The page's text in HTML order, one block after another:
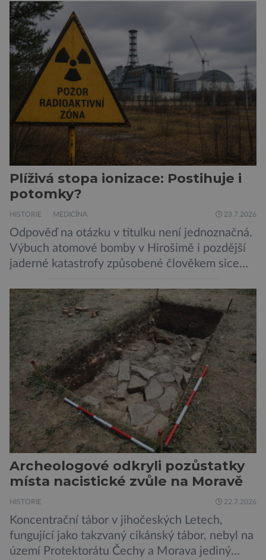
prazvláštní stonožce podobný tvor, který měl
zárodky zbraní typických pro dnešní pavouky.
Pavouci, štíři či klíšťata jsou členovci patřící do
skupiny klepítkatců. Vyznačují se takzvanými
chelicerami, které u nich představují právě […]
Plíživá stopa ionizace: Postihuje i
potomky?
HISTORIE MEDICÍNA 23.7.2026
Odpověď na otázku v titulku není jednoznačná.
Výbuch atomové bomby v Hirošimě i pozdější
jaderné katastrofy způsobené člověkem sice
slabší a dlouhodobé záření poškozuje DNA.
Přesto není stále zcela jasné, nakolik se mutace
vzniklé ozářením přenášejí na potomstvo. Před
pěti lety, těsně před 35. výročím výbuchu
Černobylské jaderné elektrárny, […]
Archeologové odkryli pozůstatky
místa nacistické zvůle na Moravě
HISTORIE 22.7.2026
Koncentrační tábor v jihočeských Letech,
fungující jako takzvaný cikánský tábor, nebyl na
území Protektorátu Čechy a Morava jediný